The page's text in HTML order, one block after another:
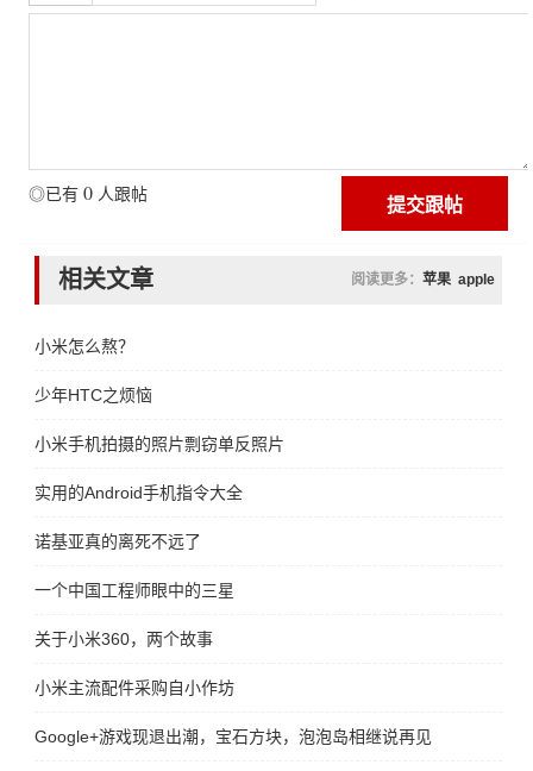
◎已有 0 人跟帖
相关文章 阅读更多： 苹果 apple
小米怎么熬？
少年HTC之烦恼
小米手机拍摄的照片剽窃单反照片
实用的Android手机指令大全
诺基亚真的离死不远了
一个中国工程师眼中的三星
关于小米360，两个故事
小米主流配件采购自小作坊
Google+游戏现退出潮，宝石方块，泡泡岛相继说再见